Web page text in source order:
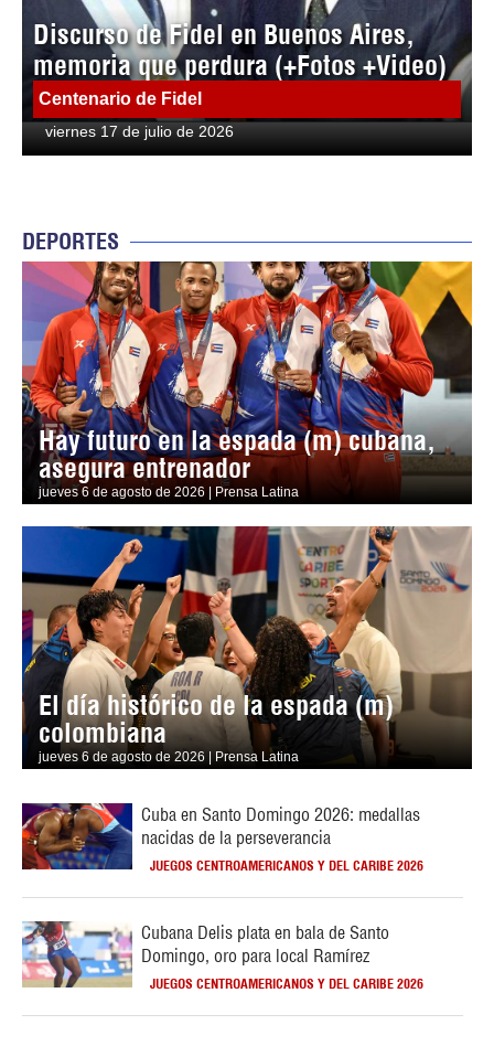
Discurso de Fidel en Buenos Aires,
memoria que perdura (+Fotos +Video)
Centenario de Fidel
viernes 17 de julio de 2026
DEPORTES
Hay futuro en la espada (m) cubana,
asegura entrenador
jueves 6 de agosto de 2026 | Prensa Latina
El día histórico de la espada (m)
colombiana
jueves 6 de agosto de 2026 | Prensa Latina
Cuba en Santo Domingo 2026: medallas
nacidas de la perseverancia
JUEGOS CENTROAMERICANOS Y DEL CARIBE 2026
Cubana Delis plata en bala de Santo
Domingo, oro para local Ramírez
JUEGOS CENTROAMERICANOS Y DEL CARIBE 2026